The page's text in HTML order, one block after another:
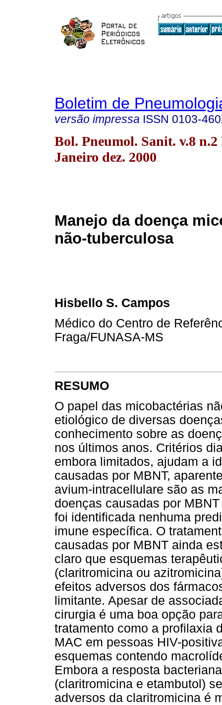
Boletim de
versão impressa ISSN 0103-
Bol. Pneumol. Sanit. v.8 n.2
Janeiro dez. 2000
Manejo da doença
não-tuberculosa
Hisbello S. Campos
Médico do Centro de
Fraga/FUNASA-MS
RESUMO
O papel das micobactérias
etiológico de diversas
conhecimento sobre as
nos últimos anos. Critérios
embora limitados, ajudam a
causadas por MBNT,
avium-intracellulare são as
doenças causadas por
foi identificada nenhuma
imune específica. O
causadas por MBNT ainda
claro que esquemas
(claritromicina ou
efeitos adversos dos
limitante. Apesar de
cirurgia é uma boa opção
tratamento como a profilaxia
MAC em pessoas HIV-
esquemas contendo
Embora a resposta
(claritromicina e etambutol)
adversos da claritromicina é